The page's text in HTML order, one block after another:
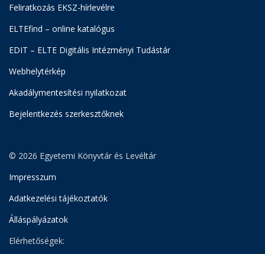
Feliratkozás EKSZ-hírlevélre
ELTEfind – online katalógus
EDIT – ELTE Digitális Intézményi Tudástár
Webhelytérkép
Akadálymentesítési nyilatkozat
Bejelentkezés szerkesztőknek
© 2026 Egyetemi Könyvtár és Levéltár
Impresszum
Adatkezelési tájékoztatók
Álláspályázatok
Elérhetőségek: